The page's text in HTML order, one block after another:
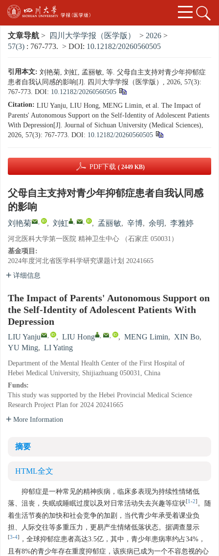
文章导航 > 四川大学学报（医学版） > 2026 >
57(3) : 767-773. > DOI: 10.12182/20260560505
引用本文: 刘艳菊, 刘虹, 孟丽敏, 等. 父母自主支持对青少年抑郁症
患者自我认同感的影响[J]. 四川大学学报（医学版）, 2026, 57(3):
767-773. DOI: 10.12182/20260560505
Citation: LIU Yanju, LIU Hong, MENG Limin, et al. The Impact of
Parents' Autonomous Support on the Self-Identity of Adolescent Patients
With Depression[J]. Journal of Sichuan University (Medical Sciences),
2026, 57(3): 767-773. DOI: 10.12182/20260560505
PDF下载 ( 2449 KB)
父母自主支持对青少年抑郁症患者自我认同感
的影响
刘艳菊 , , 刘虹 , , , 孟丽敏, 辛博, 余明, 李雅婷
河北医科大学第一医院 精神卫生中心 （石家庄 050031）
基金项目:
2024年度河北省医学科学研究课题计划 20241665
详细信息
The Impact of Parents' Autonomous Support on
the Self-Identity of Adolescent Patients With
Depression
LIU Yanju , , LIU Hong , , , MENG Limin, XIN Bo,
YU Ming, LI Yating
Department of the Mental Health Center of the First Hospital of
Hebei Medical University, Shijiazhuang 050031, China
Funds:
This study was supported by the Hebei Provincial Medical Science
Research Project Plan for 2024 20241665
More Information
摘要
HTML全文
抑郁症是一种常见的精神疾病，临床多表现为持续性情绪低
落、沮丧，失眠或睡眠过度以及对日常活动失去兴趣等症状[1-2] 。随
着生活节奏的加快和社会竞争的加剧，当代青少年承受着课业负
担、人际交往等多重压力，更易产生情绪低落状态。据调查显示
[3-4]
，全球抑郁症患者高达3.5亿，其中，青少年患病率约占34%，
且有8%的青少年存在重度抑郁症，该疾病已成为一个不容忽视的心